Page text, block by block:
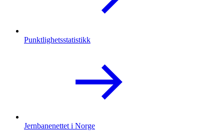
Punktlighetsstatistikk
Jernbanenettet i Norge